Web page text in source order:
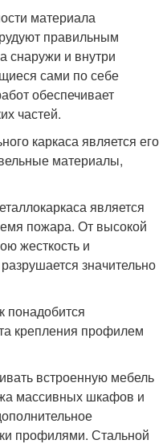
материала
правильным
снаружи и внутри
сами по себе
обеспечивает
частей.
каркаса является его
материалы,
является
пожара. От высокой
жесткость и
значительно
понадобится
крепления профилем
встроенную мебель
массивных шкафов и
профилями. Стальной